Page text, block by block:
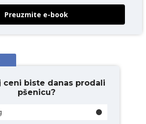
Preuzmite e-book
ceni biste danas prodali
pšenicu?